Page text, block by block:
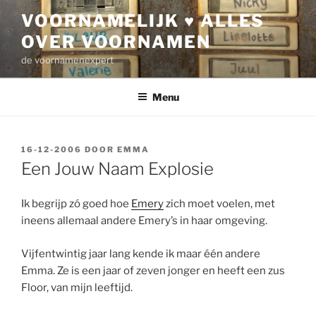
inhoud
VOORNAMELIJK ♥ ALLES
OVER VOORNAMEN
de voornamenexpert
Menu
GEPLAATST
OP
16-12-2006 DOOR EMMA
Een Jouw Naam Explosie
Ik begrijp zó goed hoe Emeryzich moet voelen, met
ineens allemaal andere Emery’s in haar omgeving.
Vijfentwintig jaar lang kende ik maar één andere
Emma. Ze is een jaar of zeven jonger en heeft een zus
Floor, van mijn leeftijd.